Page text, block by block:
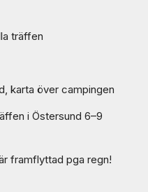
träffen
karta över campingen
i Östersund 6–9
framflyttad pga regn!